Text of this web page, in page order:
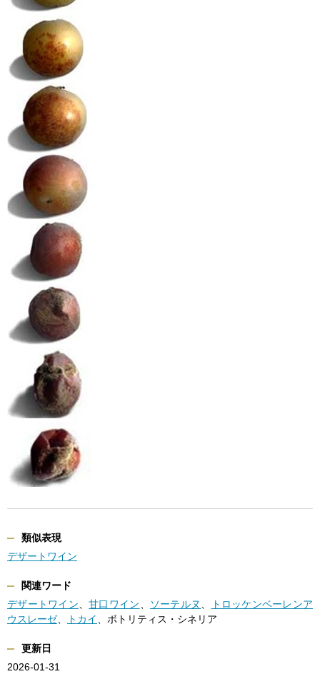
類似表現
デザートワイン
関連ワード
デザートワイン 、甘口ワイン ソーテルヌ
トロッケンベーレンア
ウスレーゼ、 トカイ 、ボトリティス・シネリア
更新日
2026-01-31